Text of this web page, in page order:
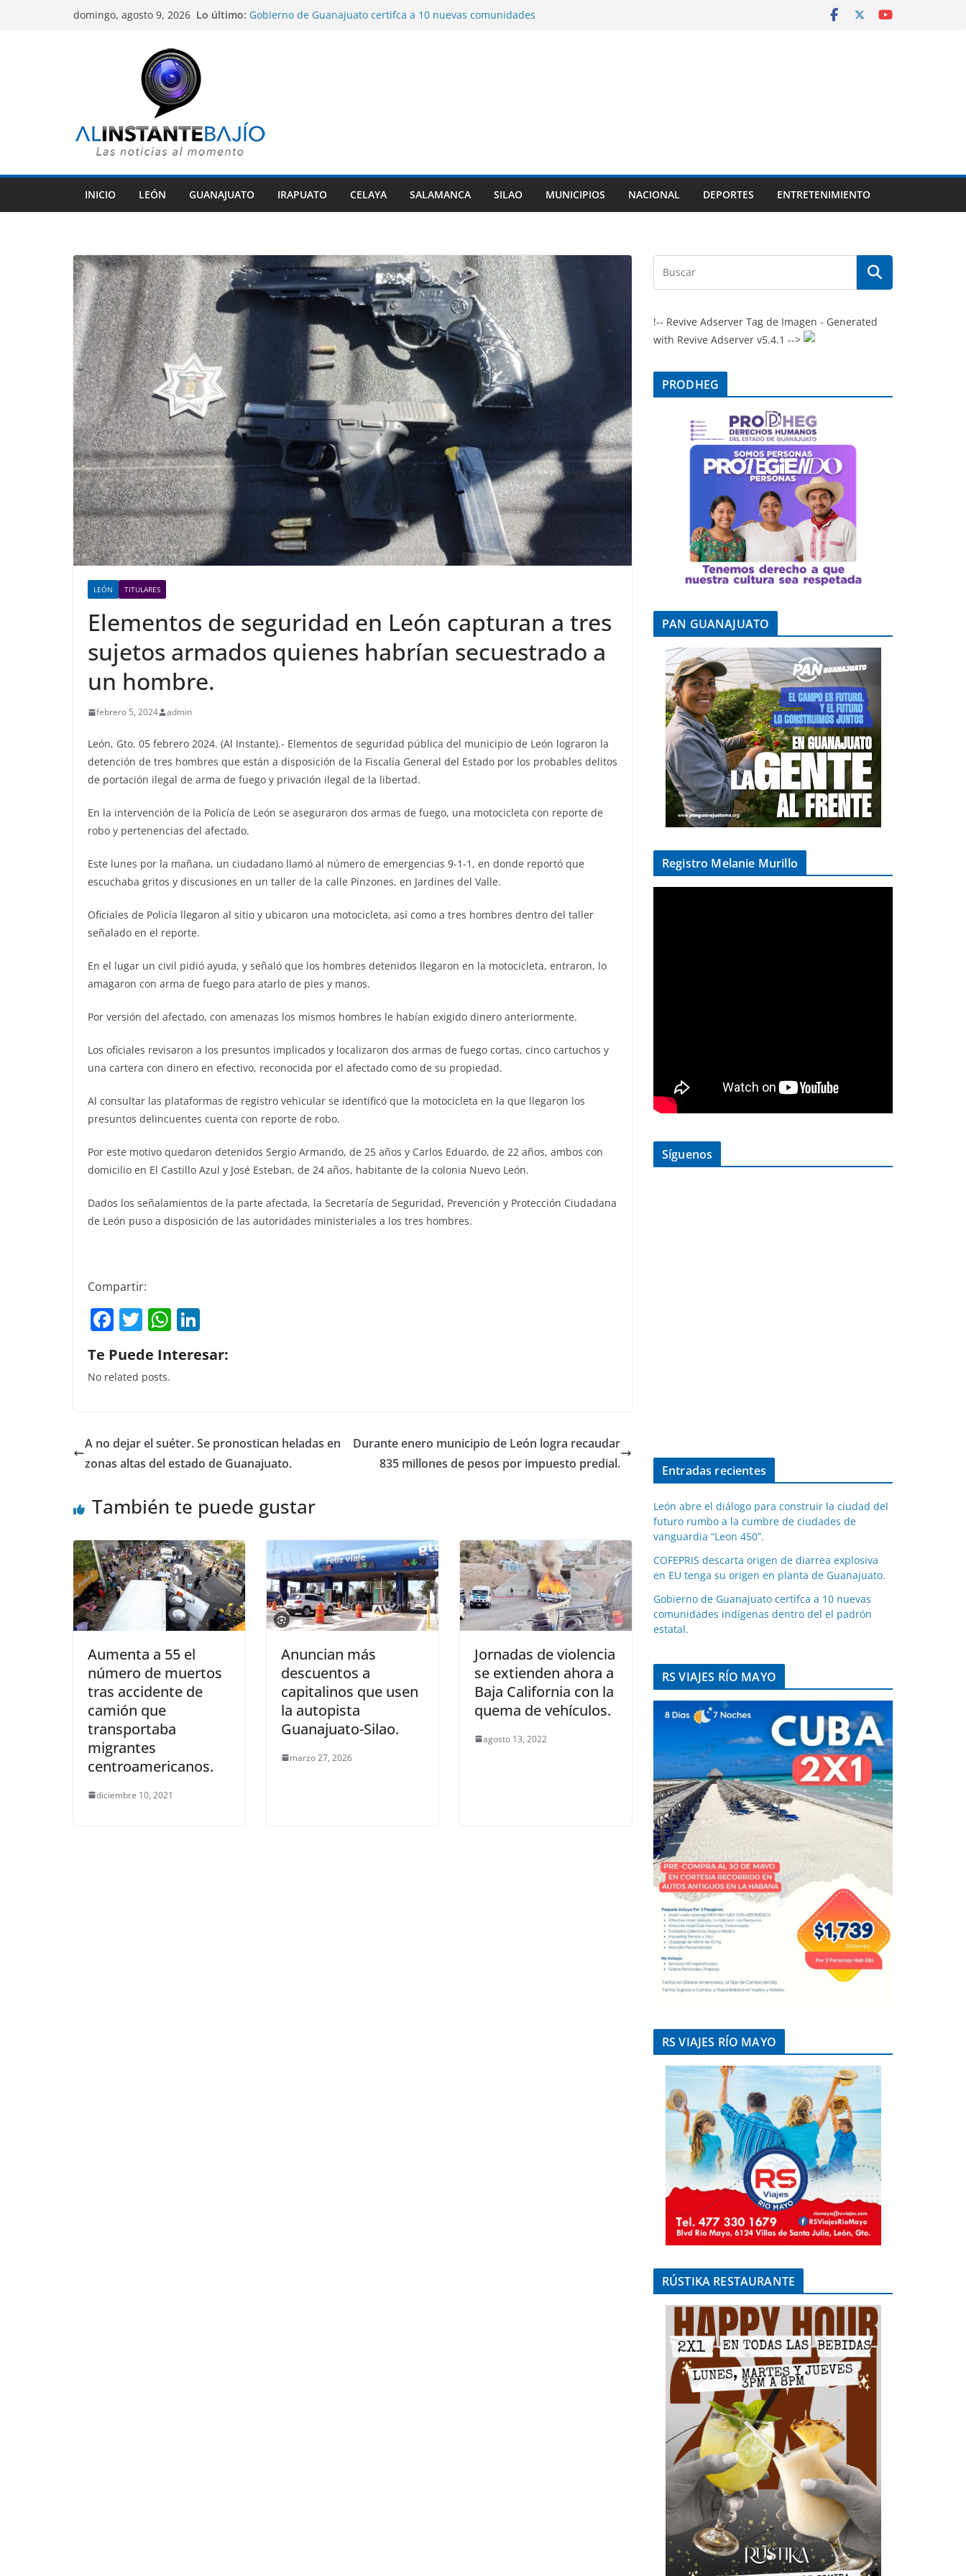
domingo, agosto 9, 2026 Lo último: Gobierno de Guanajuato certifca a 10 nuevas comunidades
COFEPRIS descarta origen de diarrea explosiva en EU tenga
su origen en planta de Guanajuato.
INICIO LEÓN GUANAJUATO IRAPUATO CELAYA SALAMANCA SILAO MUNICIPIOS NACIONAL DEPORTES ENTRETENIMIENTO
LEÓN TITULARES
Elementos de seguridad en León capturan a tres
sujetos armados quienes habrían secuestrado a
un hombre.
febrero 5, 2024 admin
León, Gto. 05 febrero 2024. (Al Instante).- Elementos de seguridad pública del municipio de León lograron la
detención de tres hombres que están a disposición de la Fiscalía General del Estado por los probables delitos
de portación ilegal de arma de fuego y privación ilegal de la libertad.
En la intervención de la Policía de León se aseguraron dos armas de fuego, una motocicleta con reporte de
robo y pertenencias del afectado.
Este lunes por la mañana, un ciudadano llamó al número de emergencias 9-1-1, en donde reportó que
escuchaba gritos y discusiones en un taller de la calle Pinzones, en Jardines del Valle.
Oficiales de Policía llegaron al sitio y ubicaron una motocicleta, así como a tres hombres dentro del taller
señalado en el reporte.
En el lugar un civil pidió ayuda, y señaló que los hombres detenidos llegaron en la motocicleta, entraron, lo
amagaron con arma de fuego para atarlo de pies y manos.
Por versión del afectado, con amenazas los mismos hombres le habían exigido dinero anteriormente.
Los oficiales revisaron a los presuntos implicados y localizaron dos armas de fuego cortas, cinco cartuchos y
una cartera con dinero en efectivo, reconocida por el afectado como de su propiedad.
Al consultar las plataformas de registro vehicular se identificó que la motocicleta en la que llegaron los
presuntos delincuentes cuenta con reporte de robo.
Por este motivo quedaron detenidos Sergio Armando, de 25 años y Carlos Eduardo, de 22 años, ambos con
domicilio en El Castillo Azul y José Esteban, de 24 años, habitante de la colonia Nuevo León.
Dados los señalamientos de la parte afectada, la Secretaría de Seguridad, Prevención y Protección Ciudadana
de León puso a disposición de las autoridades ministeriales a los tres hombres.
Compartir:
F
a
c
e
o
o
T
w
itt
er
W
h
at
p
p
k
n
Te Puede Interesar:
No related posts.
A no dejar el suéter. Se pronostican heladas en
zonas altas del estado de Guanajuato.
Durante enero municipio de León logra recaudar
835 millones de pesos por impuesto predial.
También te puede gustar
Aumenta a 55 el
número de muertos
tras accidente de
camión que
transportaba
migrantes
centroamericanos.
diciembre 10, 2021
Anuncian más
descuentos a
capitalinos que usen
la autopista
Guanajuato-Silao.
marzo 27, 2026
Jornadas de violencia
se extienden ahora a
Baja California con la
quema de vehículos.
agosto 13, 2022
!-- Revive Adserver Tag de Imagen - Generated
with Revive Adserver v5.4.1 -->
PRODHEG
PAN GUANAJUATO
Registro Melanie Murillo
Síguenos
Entradas recientes
León abre el diálogo para construir la ciudad del
futuro rumbo a la cumbre de ciudades de
vanguardia “Leon 450”.
COFEPRIS descarta origen de diarrea explosiva
en EU tenga su origen en planta de Guanajuato.
Gobierno de Guanajuato certifca a 10 nuevas
comunidades indígenas dentro del el padrón
estatal.
RS VIAJES RÍO MAYO
RS VIAJES RÍO MAYO
RÚSTIKA RESTAURANTE